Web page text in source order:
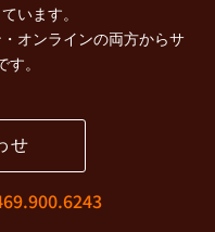
います。
オンラインの両方からサ
。
せ